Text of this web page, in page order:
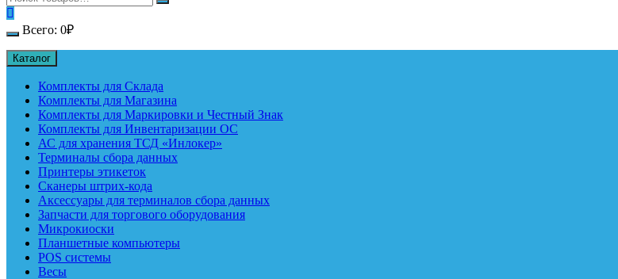
Всего: 0₽
Каталог
Комплекты для Склада
Комплекты для Магазина
Комплекты для Маркировки и Честный Знак
Комплекты для Инвентаризации ОС
АС для хранения ТСД «Инлокер»
Терминалы сбора данных
Принтеры этикеток
Сканеры штрих-кода
Аксессуары для терминалов сбора данных
Запчасти для торгового оборудования
Микрокиоски
Планшетные компьютеры
POS системы
Весы